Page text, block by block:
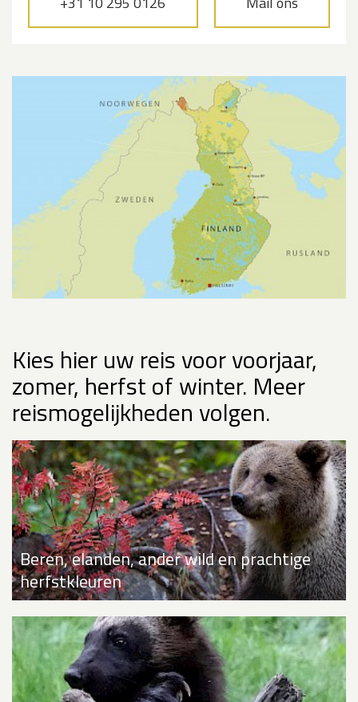
Kies hier uw reis voor voorjaar,
zomer, herfst of winter. Meer
reismogelijkheden volgen.
Beren, elanden, ander wild en prachtige
herfstkleuren